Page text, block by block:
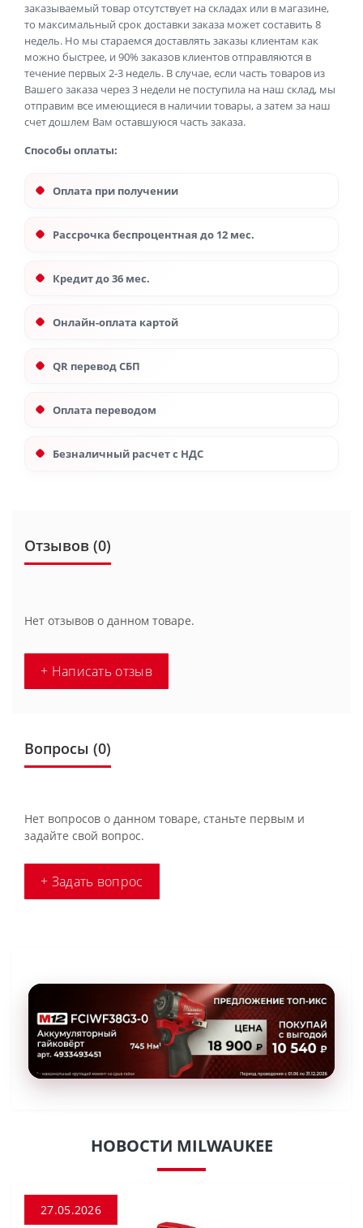
заказываемый товар отсутствует на складах или в магазине,
то максимальный срок доставки заказа может составить 8
недель. Но мы стараемся доставлять заказы клиентам как
можно быстрее, и 90% заказов клиентов отправляются в
течение первых 2-3 недель. В случае, если часть товаров из
Вашего заказа через 3 недели не поступила на наш склад, мы
отправим все имеющиеся в наличии товары, а затем за наш
счет дошлем Вам оставшуюся часть заказа.
Способы оплаты:
Оплата при получении
Рассрочка беспроцентная до 12 мес.
Кредит до 36 мес.
Онлайн-оплата картой
QR перевод СБП
Оплата переводом
Безналичный расчет с НДС
Отзывов (0)
Нет отзывов о данном товаре.
+ Написать отзыв
Вопросы (0)
Нет вопросов о данном товаре, станьте первым и
задайте свой вопрос.
+ Задать вопрос
НОВОСТИ MILWAUKEE
27.05.2026